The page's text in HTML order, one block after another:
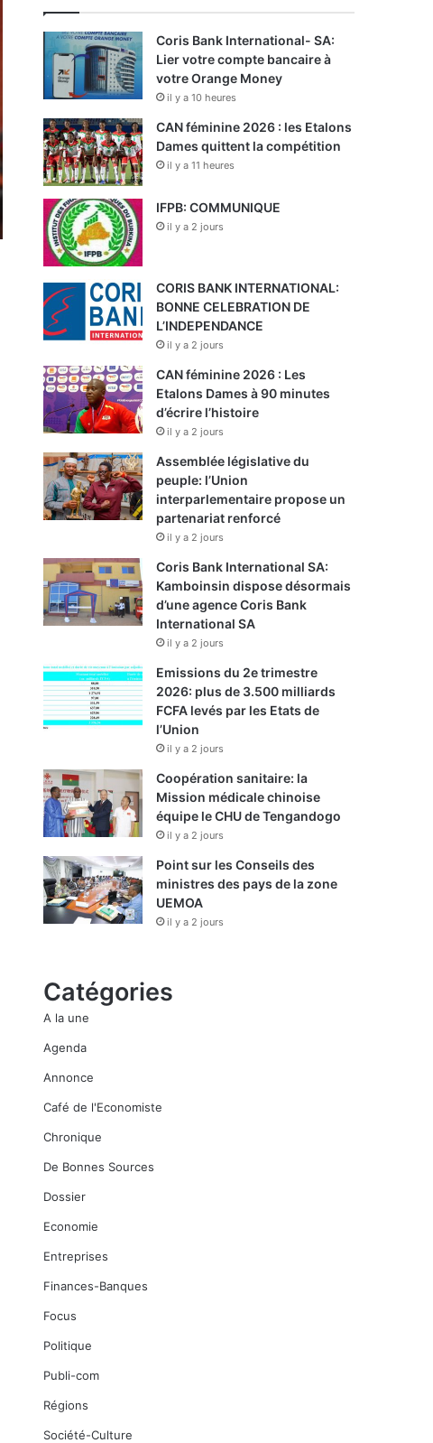
Coris Bank International- SA:
Lier votre compte bancaire à
votre Orange Money
il y a 10 heures
CAN féminine 2026 : les Etalons
Dames quittent la compétition
il y a 11 heures
IFPB: COMMUNIQUE
il y a 2 jours
CORIS BANK INTERNATIONAL:
BONNE CELEBRATION DE
L’INDEPENDANCE
il y a 2 jours
CAN féminine 2026 : Les
Etalons Dames à 90 minutes
d’écrire l’histoire
il y a 2 jours
Assemblée législative du
peuple: l’Union
interparlementaire propose un
partenariat renforcé
il y a 2 jours
Coris Bank International SA:
Kamboinsin dispose désormais
d’une agence Coris Bank
International SA
il y a 2 jours
Emissions du 2e trimestre
2026: plus de 3.500 milliards
FCFA levés par les Etats de
l’Union
il y a 2 jours
Coopération sanitaire: la
Mission médicale chinoise
équipe le CHU de Tengandogo
il y a 2 jours
Point sur les Conseils des
ministres des pays de la zone
UEMOA
il y a 2 jours
Catégories
A la une
Agenda
Annonce
Café de l'Economiste
Chronique
De Bonnes Sources
Dossier
Economie
Entreprises
Finances-Banques
Focus
Politique
Publi-com
Régions
Société-Culture